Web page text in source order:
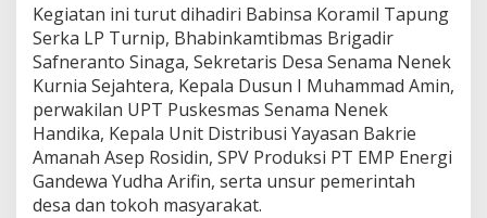
G
e
l
a
r
K
h
i
t
a
Kegiatan ini turut dihadiri Babinsa Koramil Tapung
Serka LP Turnip, Bhabinkamtibmas Brigadir
Safneranto Sinaga, Sekretaris Desa Senama Nenek
Kurnia Sejahtera, Kepala Dusun I Muhammad Amin,
perwakilan UPT Puskesmas Senama Nenek
Handika, Kepala Unit Distribusi Yayasan Bakrie
Amanah Asep Rosidin, SPV Produksi PT EMP Energi
Gandewa Yudha Arifin, serta unsur pemerintah
desa dan tokoh masyarakat.